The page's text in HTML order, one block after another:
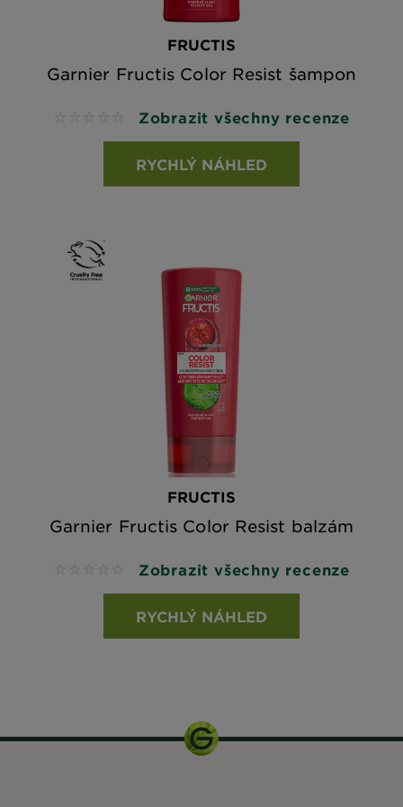
FRUCTIS
Garnier Fructis Color Resist šampon
No reviews Zobrazit všechny recenze
RYCHLÝ NÁHLED
FRUCTIS
Garnier Fructis Color Resist balzám
No reviews Zobrazit všechny recenze
RYCHLÝ NÁHLED